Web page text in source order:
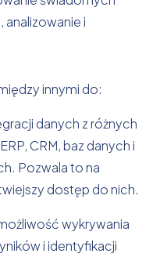
i
innymi do:
danych z różnych
CRM, baz danych i
Pozwala to na
dostęp do nich.
wykrywania
i identyfikacji